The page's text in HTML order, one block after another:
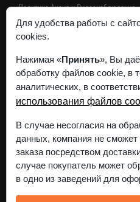
Для удобства работы с
cookies.
Нажимая «Принять», Вы
обработку файлов cookie, в
аналитических, в
использования файлов
В случае несогласия на
данных, компания не
заказа посредством
случае покупатель может
в одно из заведений для
Политика Аудио и Видеонаблюдения
Пользовательское соглашение
Политика конфиденциальности
Интернет-магазин зарегистрирован в
Республики Беларусь 24 ноября
Регистрационный номер 568515
Все реквизиты